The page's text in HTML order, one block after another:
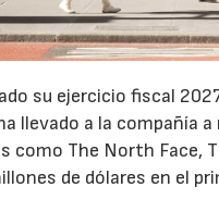
su ejercicio fiscal
llevado a la compañía
como The North Face,
de dólares en el